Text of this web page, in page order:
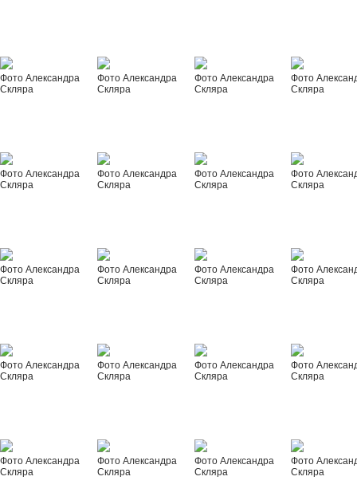
Фото Александра
Скляра
Фото Александра
Скляра
Фото Александра
Скляра
Фото
Скляра
Фото Александра
Скляра
Фото Александра
Скляра
Фото Александра
Скляра
Фото
Скляра
Фото Александра
Скляра
Фото Александра
Скляра
Фото Александра
Скляра
Фото
Скляра
Фото Александра
Скляра
Фото Александра
Скляра
Фото Александра
Скляра
Фото
Скляра
Фото Александра
Скляра
Фото Александра
Скляра
Фото Александра
Скляра
Фото
Скляра